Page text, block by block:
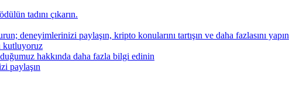
tadını çıkarın.
deneyimlerinizi paylaşın, kripto konularını tartışın ve daha fazlasını yapın
kutluyoruz
hakkında daha fazla bilgi edinin
paylaşın